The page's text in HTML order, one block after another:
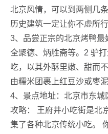
北京风情，可以到两侧几
历史建筑一定让你不虚所行
3、品尝正宗的北京烤鸭
全聚德、炳胜斋等。2 驴
吃，以其外酥里嫩、甜而
由糯米团裹上红豆沙或枣
4、景点地址：北京市东
攻略： 王府井小吃街是北
集了各种北京传统小吃。